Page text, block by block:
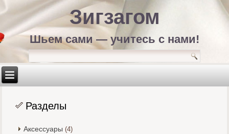
Зигзагом
Шьем сами — учитесь с нами!
Разделы
Аксессуары (4)